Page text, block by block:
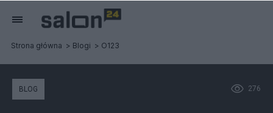
Strona główna Blogi O123
276
BLOG